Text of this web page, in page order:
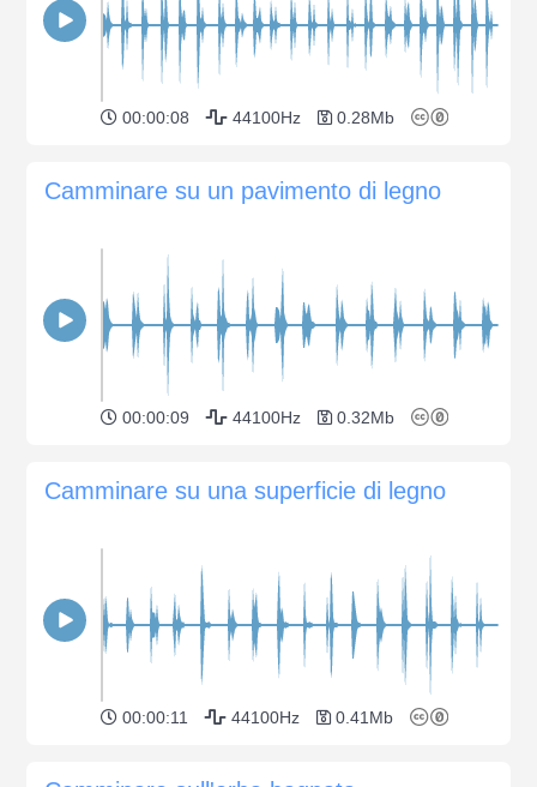
00:00:08 44100Hz 0.28Mb
Camminare su un pavimento di legno
00:00:09 44100Hz 0.32Mb
Camminare su una superficie di legno
00:00:11 44100Hz 0.41Mb